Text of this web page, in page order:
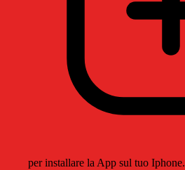
per installare la App sul tuo Iphone.